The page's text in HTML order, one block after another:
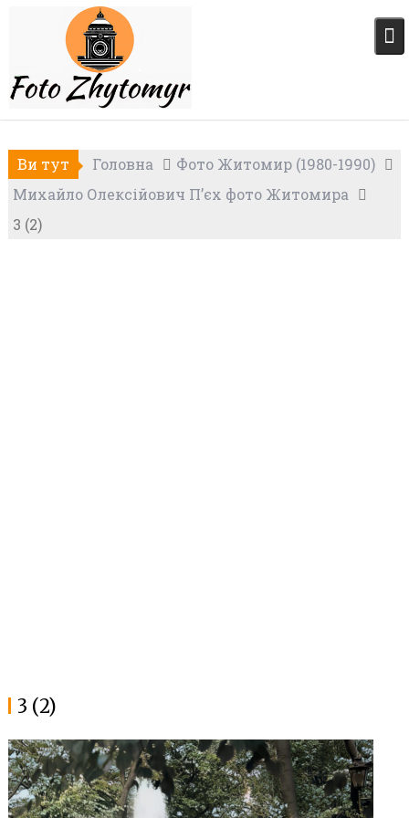
Ви тут Головна
Фото Житомир (1980-1990)
Михайло Олексійович П’єх фото Житомира
3 (2)
3 (2)